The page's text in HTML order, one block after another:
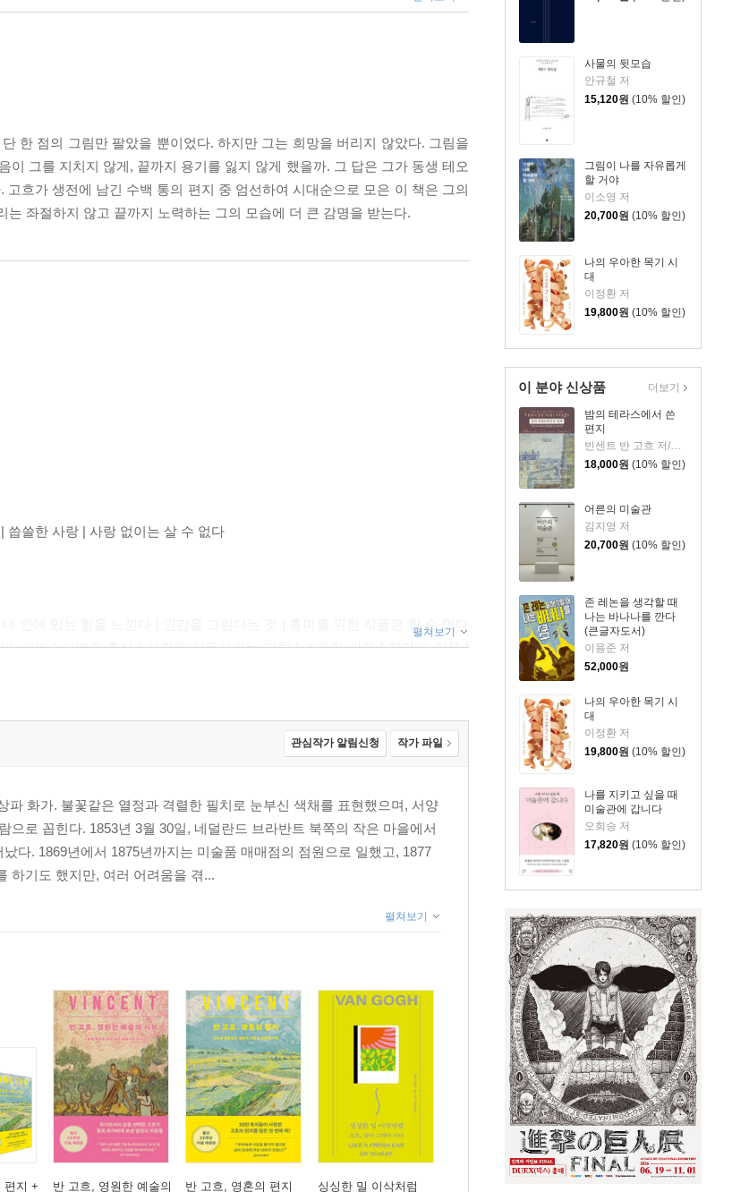
사물의 뒷모습
안규철 저
15,120원 (10% 할인)
그림이 나를 자유롭게
할 거야
이소영 저
20,700원 (10% 할인)
나의 우아한 목기 시
대
이정환 저
19,800원 (10% 할인)
이 분야 신상품
밤의 테라스에서 쓴
편지
빈센트 반 고흐 저/신성림 역
18,000원 (10% 할인)
어른의 미술관
김지영 저
20,700원 (10% 할인)
존 레논을 생각할 때
나는 바나나를 깐다
(큰글자도서)
이용준 저
52,000원
나의 우아한 목기 시
대
이정환 저
19,800원 (10% 할인)
나를 지키고 싶을 때
미술관에 갑니다
오희승 저
17,820원 (10% 할인)
더보기
한 점의 그림만 팔았을 뿐이었다. 하지만 그는 희망을 버리지 않았다. 그림을
이 그를 지치지 않게, 끝까지 용기를 잃지 않게 했을까. 그 답은 그가 동생 테오
흐가 생전에 남긴 수백 통의 편지 중 엄선하여 시대순으로 모은 이 책은 그의
좌절하지 않고 끝까지 노력하는 그의 모습에 더 큰 감명을 받는다.
씁쓸한 사랑 | 사랑 없이는 살 수 없다
안에 있는 힘을 느낀다 | 인간을 그린다는 것 | 흥미를 위한 작품은 할 수 없다
, 시엔 | 시엔의 출산 | 사람을 감동시키는 그림 | 조용한 싸움 | 화가의 의무 |
빚
림 | 현대 인물화는 무엇을 추구해야 하는가 | 화가는 캔버스를 두려워하지
그리기 위해 | 루브르에서 만나자 | 불확실한 미래 | 생명이 깃든 색채 | 너
설게 보인다 | 쇠가 뜨거울 때 두들기는 수밖에 | 사람, 모든 것의 뿌리 | 인내와
과 함께 지낸다면 | 함께할 친구가 필요하다 | 그림 속 색의 힘 | 〈씨 뿌리는
사진이 아니다 | 영생의 예술 | 급하게 그린 그림 | 나를 꿈꾸게 하는 밤하늘 |
지치고 아파할수록 | 가족과 조국은 상상 속에서 더 매력적이다 | 파란 하늘에
력이 통하지 않는 시대 | 색채를 통해 뭔가 보여줄 수 있기를 | 파괴와 광기의
에 대한 복수 | 너의 짐이 조금이라도 가벼워지기를 | 형이 아무런 근심 없이
갱과의 갈등 | 멋진 세상, 악의는 없었소 | 테오야, 걱정하지 마라 | 두 개의 빈
펼쳐보기
관심작가 알림신청 작가 파일
파 화가. 불꽃같은 열정과 격렬한 필치로 눈부신 색채를 표현했으며, 서양
으로 꼽힌다. 1853년 3월 30일, 네덜란드 브라반트 북쪽의 작은 마을에서
다. 1869년에서 1875년까지는 미술품 매매점의 점원으로 일했고, 1877
하기도 했지만, 여러 어려움을 겪...
펼쳐보기
편지 + 반 고흐, 영원한 예술의 반 고흐, 영혼의 편지 싱싱한 밀 이삭처럼